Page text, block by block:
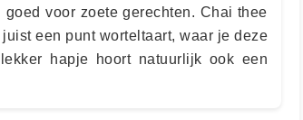
voor zoete gerechten. Chai thee
een punt worteltaart, waar je deze
hapje hoort natuurlijk ook een